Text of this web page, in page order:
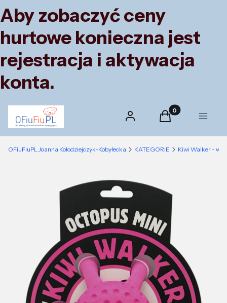
Aby zobaczyć ceny
hurtowe konieczna jest
rejestracja i aktywacja
konta.
Zaloguj się Produkty w
Koszyk Menu
OFiuFiuPL Joanna Kołodziejczyk-Kobyłecka KATEGORIE Kiwi Walker -